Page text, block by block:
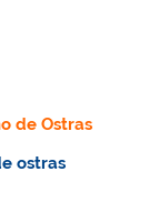
de Ostras
ostras